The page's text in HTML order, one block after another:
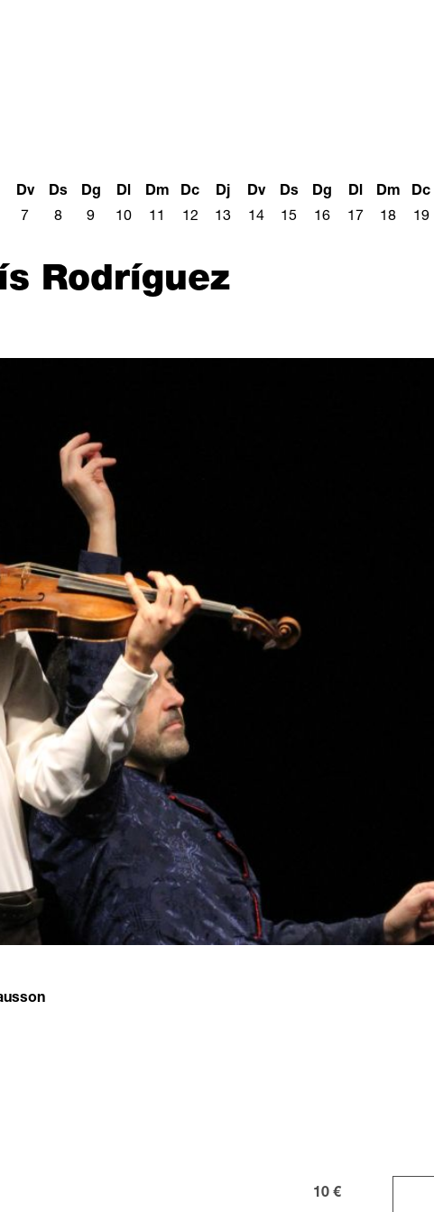
Dv
7
Ds
8
Dg
9
Dl
10
Dm
11
Dc
12
Dj
13
Dv
14
Ds
15
Dg
16
Dl
17
Dm
18
Dc
19
Rodríguez
10 €